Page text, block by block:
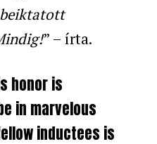
beiktatott
” – írta.
honor is
in marvelous
inductees is